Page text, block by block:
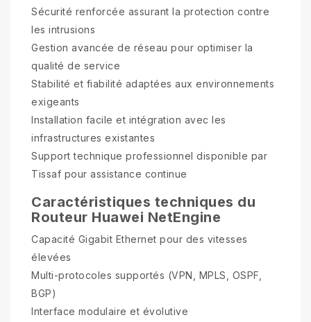
Sécurité renforcée assurant la protection contre
les intrusions
Gestion avancée de réseau pour optimiser la
qualité de service
Stabilité et fiabilité adaptées aux environnements
exigeants
Installation facile et intégration avec les
infrastructures existantes
Support technique professionnel disponible par
Tissaf pour assistance continue
Caractéristiques techniques du
Routeur Huawei NetEngine
Capacité Gigabit Ethernet pour des vitesses
élevées
Multi-protocoles supportés (VPN, MPLS, OSPF,
BGP)
Interface modulaire et évolutive